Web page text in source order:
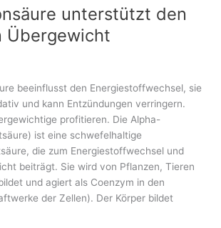
unterstützt den
Übergewicht
beeinflusst den Energiestoffwechsel, sie
und kann Entzündungen verringern.
profitieren. Die Alpha-
ist eine schwefelhaltige
die zum Energiestoffwechsel und
beiträgt. Sie wird von Pflanzen, Tieren
und agiert als Coenzym in den
der Zellen). Der Körper bildet